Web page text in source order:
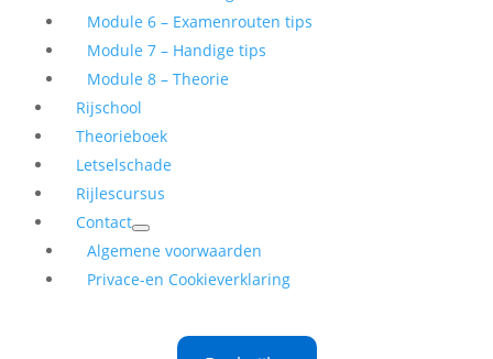
Module 6 – Examenrouten tips
Module 7 – Handige tips
Module 8 – Theorie
Rijschool
Theorieboek
Letselschade
Rijlescursus
Contact
Algemene voorwaarden
Privace-en Cookieverklaring